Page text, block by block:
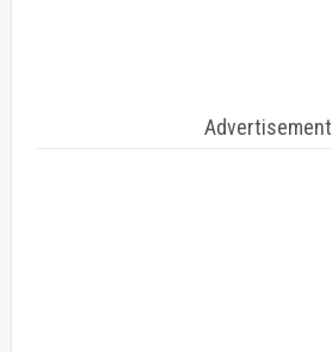
Advertisement